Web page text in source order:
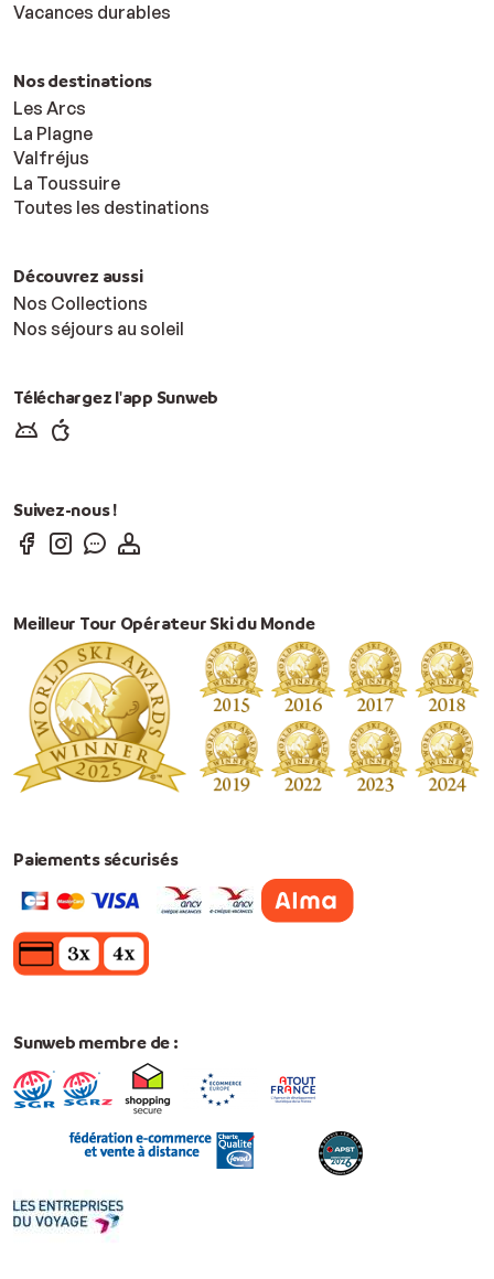
Vacances durables
Nos destinations
Les Arcs
La Plagne
Valfréjus
La Toussuire
Toutes les destinations
Découvrez aussi
Nos Collections
Nos séjours au soleil
Téléchargez l'app Sunweb
Suivez-nous !
Meilleur Tour Opérateur Ski du Monde
Paiements sécurisés
Sunweb membre de :